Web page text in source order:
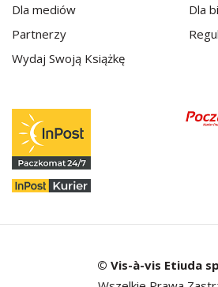
Dla mediów
Partnerzy
Wydaj Swoją Książkę
Dla
© Vis-à-vis Etiuda